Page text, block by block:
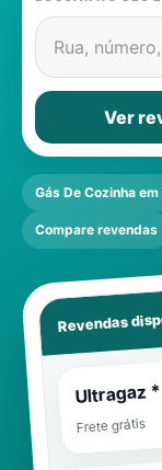
Contatos
Rua,
Ver
Gás De Cozinha
Compare revendas
Revendas
Ultragaz
Frete grátis